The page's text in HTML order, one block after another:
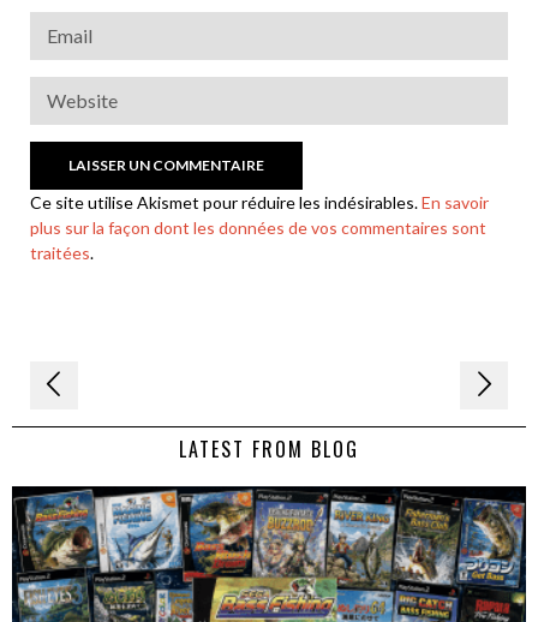
Ce site utilise Akismet pour réduire les indésirables.En savoir
plus sur la façon dont les données de vos commentaires sont
traitées.
Navigation
de LATEST FROM BLOG